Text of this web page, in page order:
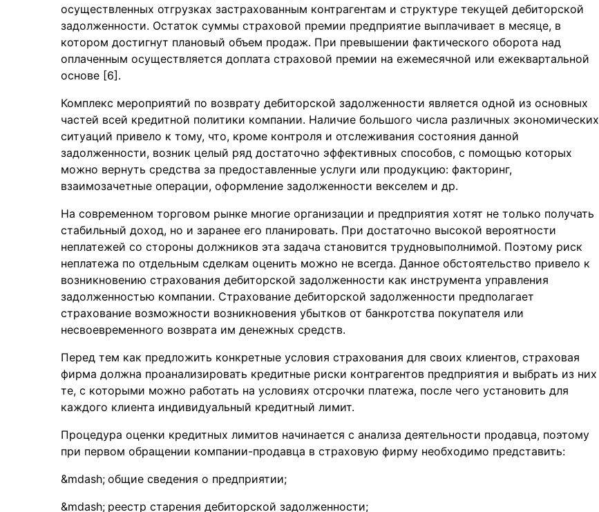
осуществленных отгрузках застрахованным контрагентам и структуре текущей дебиторской
задолженности. Остаток суммы страховой премии предприятие выплачивает в месяце, в
котором достигнут плановый объем продаж. При превышении фактического оборота над
оплаченным осуществляется доплата страховой премии на ежемесячной или ежеквартальной
основе [6].
Комплекс мероприятий по возврату дебиторской задолженности является одной из основных
частей всей кредитной политики компании. Наличие большого числа различных экономических
ситуаций привело к тому, что, кроме контроля и отслеживания состояния данной
задолженности, возник целый ряд достаточно эффективных способов, с помощью которых
можно вернуть средства за предоставленные услуги или продукцию: факторинг,
взаимозачетные операции, оформление задолженности векселем и др.
На современном торговом рынке многие организации и предприятия хотят не только получать
стабильный доход, но и заранее его планировать. При достаточно высокой вероятности
неплатежей со стороны должников эта задача становится трудновыполнимой. Поэтому риск
неплатежа по отдельным сделкам оценить можно не всегда. Данное обстоятельство привело к
возникновению страхования дебиторской задолженности как инструмента управления
задолженностью компании. Страхование дебиторской задолженности предполагает
страхование возможности возникновения убытков от банкротства покупателя или
несвоевременного возврата им денежных средств.
Перед тем как предложить конкретные условия страхования для своих клиентов, страховая
фирма должна проанализировать кредитные риски контрагентов предприятия и выбрать из них
те, с которыми можно работать на условиях отсрочки платежа, после чего установить для
каждого клиента индивидуальный кредитный лимит.
Процедура оценки кредитных лимитов начинается с анализа деятельности продавца, поэтому
при первом обращении компании-продавца в страховую фирму необходимо представить:
общие сведения о предприятии;
реестр старения дебиторской задолженности;